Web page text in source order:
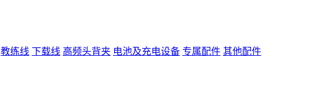
教练线 下载线 高频头背夹 电池及充电设备 专属配件 其他配件